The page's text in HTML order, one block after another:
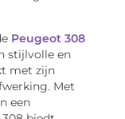
Peugeot 308
stijlvolle en
met zijn
Met
een